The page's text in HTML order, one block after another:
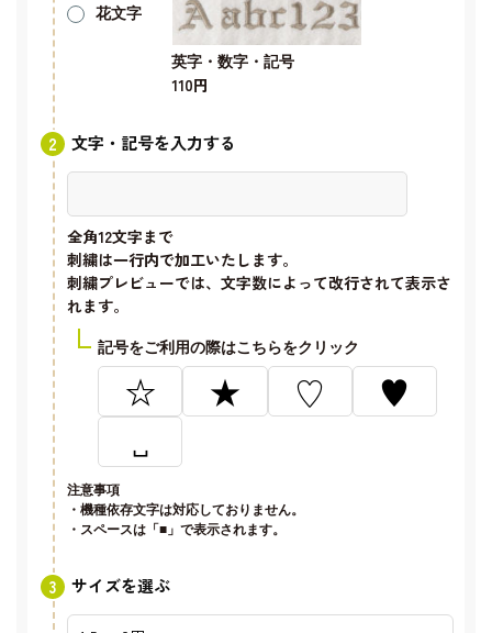
花文字
英字・数字・記号
110円
文字・記号を入力する
全角12文字まで
刺繍は一行内で加工いたします。
刺繍プレビューでは、文字数によって改行されて表示さ
れます。
記号をご利用の際はこちらをクリック
☆ ★ ♡
♥
␣
注意事項
・機種依存文字は対応しておりません。
・スペースは「■」で表示されます。
サイズを選ぶ